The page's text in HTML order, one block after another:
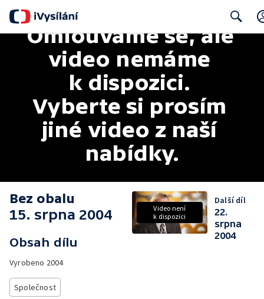
Search
Omlouváme se, ale
video nemáme
k dispozici.
Vyberte si prosím
jiné video z naší
nabídky.
Bez obalu
15. srpna 2004
Obsah dílu
Vyrobeno 2004
Společnost
Video není
k dispozici
Další díl
22.
srpna
2004